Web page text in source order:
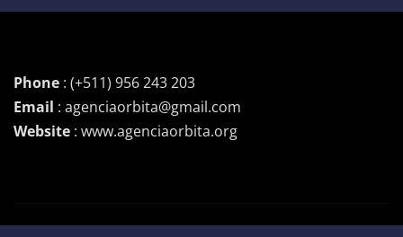
Phone : (+511) 956 243 203
Email : agenciaorbita@gmail.com
Website : www.agenciaorbita.org